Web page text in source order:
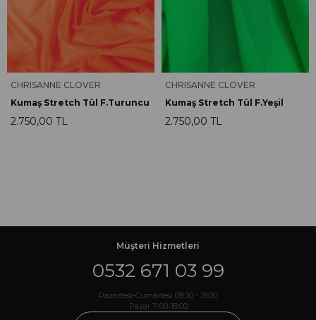
CHRISANNE CLOVER
Kumaş Stretch Tül F.Turuncu
2.750,00 TL
CHRISANNE CLOVER
Kumaş Stretch Tül F.Yeşil
2.750,00 TL
Müşteri Hizmetleri
0532 671 03 99
Pazartesi-Cumartesi 09:30 - 19:00
Pazar 11:00-18:00